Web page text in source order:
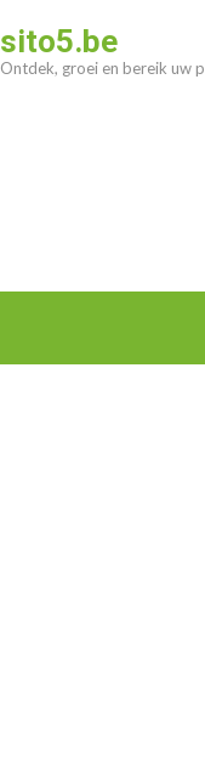
sito5.be
Ontdek, groei en bereik uw